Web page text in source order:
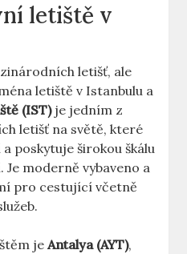
letiště v
letišť, ale
letiště v Istanbulu a
(IST)je jedním z
letišť na světě, které
poskytuje širokou škálu
moderně vybaveno a
pro cestující včetně
jeAntalya (AYT),